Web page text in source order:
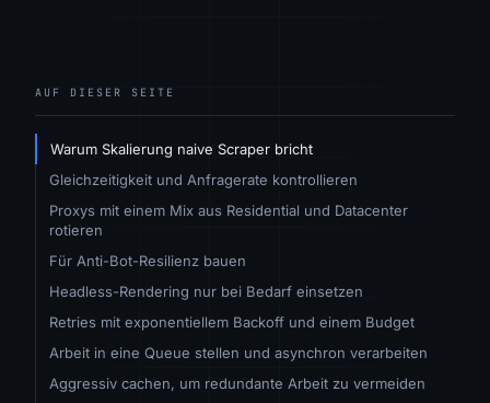
AUF DIESER SEITE
Warum Skalierung naive Scraper bricht
Gleichzeitigkeit und Anfragerate kontrollieren
Proxys mit einem Mix aus Residential und Datacenter
rotieren
Für Anti-Bot-Resilienz bauen
Headless-Rendering nur bei Bedarf einsetzen
Retries mit exponentiellem Backoff und einem Budget
Arbeit in eine Queue stellen und asynchron verarbeiten
Aggressiv cachen, um redundante Arbeit zu vermeiden